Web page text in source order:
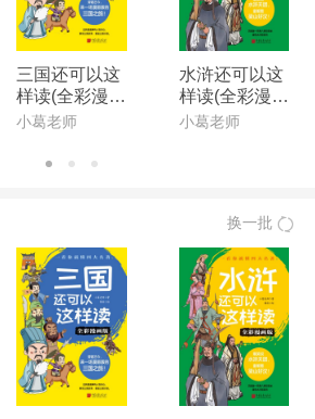
三国还可以这
样读(全彩漫画
版)
小葛老师
水浒还可以这
样读(全彩漫画
版)
小葛老师
换一批